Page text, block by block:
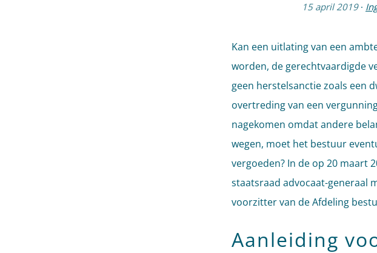
15 april 2019 ·
Kan een uitlating van een
worden, de gerechtvaardigde
geen herstelsanctie zoals een
overtreding van een
nagekomen omdat andere
wegen, moet het bestuur
vergoeden? In de op 20 maart
staatsraad advocaat-generaal
voorzitter van de Afdeling
Aanleiding